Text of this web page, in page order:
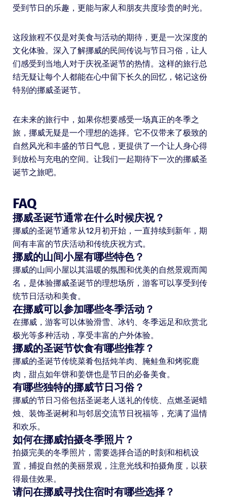
受到节日的乐趣，更能与家人和朋友共度珍贵的时光。
这段旅程不仅是对美食与活动的期待，更是一次深度的
文化体验。深入了解挪威的民间传说与节日习俗，让人
们感受到当地人对于庆祝圣诞节的热情。这样的旅行总
结无疑让每个人都能在心中留下长久的回忆，铭记这份
特别的挪威圣诞节。
在未来的旅行中，如果你想要感受一场真正的冬季之
旅，挪威无疑是一个理想的选择。它不仅带来了极致的
自然风光和丰盛的节日气息，更提供了一个让人身心得
到放松与充电的空间。让我们一起期待下一次的挪威圣
诞节之旅吧。
FAQ
挪威圣诞节通常在什么时候庆祝？
挪威的圣诞节通常从12月初开始，一直持续到新年，期
间有丰富的节庆活动和传统庆祝方式。
挪威的山间小屋有哪些特色？
挪威的山间小屋以其温暖的氛围和优美的自然景观而闻
名，是体验挪威圣诞节的理想场所，游客可以享受到传
统节日活动和美食。
在挪威可以参加哪些冬季活动？
在挪威，游客可以体验滑雪、冰钓、冬季远足和欣赏北
极光等多种活动，享受丰富的户外体验。
挪威的圣诞节饮食有哪些推荐？
挪威的圣诞节传统菜肴包括炖羊肉、腌鲑鱼和烤驼鹿
肉，甜点如年饼和姜饼也是节日的必备美食。
有哪些独特的挪威节日习俗？
挪威的节日习俗包括圣诞老人送礼的传统、点燃圣诞蜡
烛、装饰圣诞树和与邻居交流节日祝福等，充满了温情
和欢乐。
如何在挪威拍摄冬季照片？
拍摄完美的冬季照片，需要选择合适的时刻和相机设
置，捕捉自然的美丽景观，注意光线和拍摄角度，以获
得最佳效果。
请问在挪威寻找住宿时有哪些选择？